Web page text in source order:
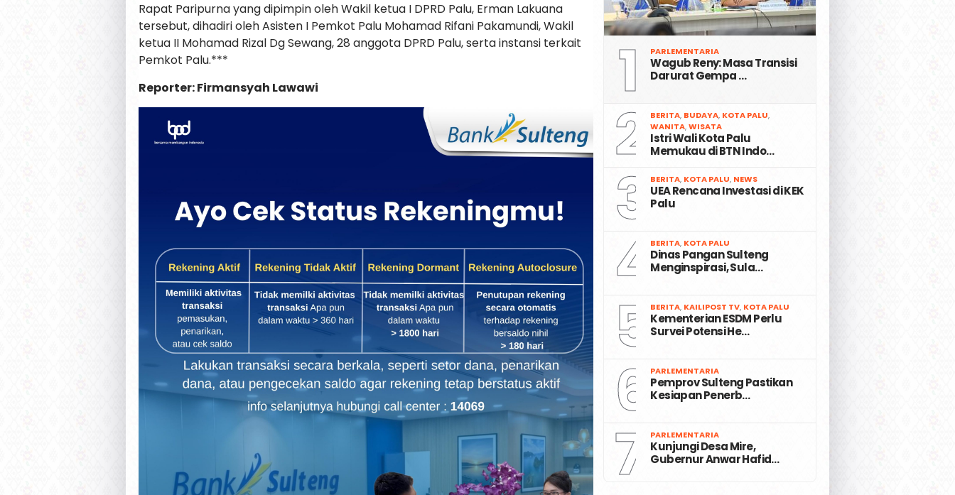
Rapat Paripurna yang dipimpin oleh Wakil ketua I DPRD Palu, Erman Lakuana
tersebut, dihadiri oleh Asisten I Pemkot Palu Mohamad Rifani Pakamundi, Wakil
ketua II Mohamad Rizal Dg Sewang, 28 anggota DPRD Palu, serta instansi terkait
Pemkot Palu.***
Reporter: Firmansyah Lawawi
1 PARLEMENTARIA
Wagub Reny: Masa Transisi
Darurat Gempa …
2 BERITA, BUDAYA, KOTA PALU,
WANITA,WISATA
Istri Wali Kota Palu
Memukau di BTN Indo…
3 BERITA, KOTA PALU, NEWS
UEA Rencana Investasi di KEK
Palu
4 BERITA, KOTA PALU
Dinas Pangan Sulteng
Menginspirasi, Sula…
5 BERITA, KAILIPOST TV, KOTA PALU
Kementerian ESDM Perlu
Survei Potensi He…
6 PARLEMENTARIA
Pemprov Sulteng Pastikan
Kesiapan Penerb…
7 PARLEMENTARIA
Kunjungi Desa Mire,
Gubernur Anwar Hafid…